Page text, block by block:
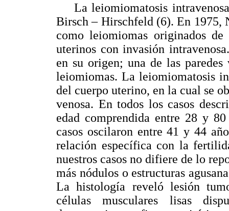
La leiomiomatosis
Birsch – Hirschfeld (6). En 1975,
como leiomiomas originados
uterinos con invasión
en su origen; una de las
leiomiomas. La leiomiomatosis
del cuerpo uterino, en la cual se
venosa. En todos los casos
edad comprendida entre 28 y
casos oscilaron entre 41 y 44
relación específica con la
nuestros casos no difiere de lo
más nódulos o estructuras
La histología reveló lesión
células musculares lisas